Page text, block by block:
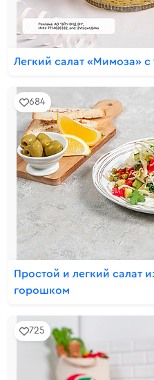
Легкий салат «Мимоза»
684
Простой и легкий салат
горошком
725